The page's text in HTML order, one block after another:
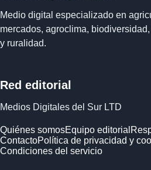
Medio digital especializado en
mercados, agroclima,
y ruralidad.
Red editorial
Medios Digitales del Sur LTD
Quiénes somosEquipo editorial
ContactoPolítica de privacidad y
Condiciones del servicio